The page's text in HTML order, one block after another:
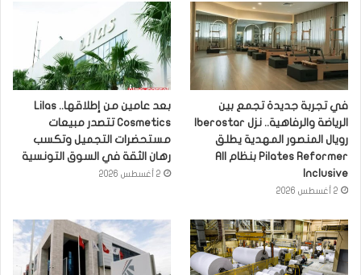
في تجربة جديدة تجمع بين
رويال المنصور المهدية يطلق
Pilates Reformer بنظام All
Inclusive
2 أغسطس 2026
بعد عامين من إطلاقها.. Lilas
Cosmetics تتصدر مبيعات
مستحضرات التجميل وتكسب
رهان الثقة في السوق التونسية
2 أغسطس 2026